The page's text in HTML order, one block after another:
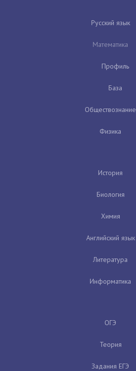
Русский язык
Математика
Профиль
База
Обществознание
Физика
История
Биология
Химия
Английский язык
Литература
Информатика
ОГЭ
Теория
Задания ЕГЭ